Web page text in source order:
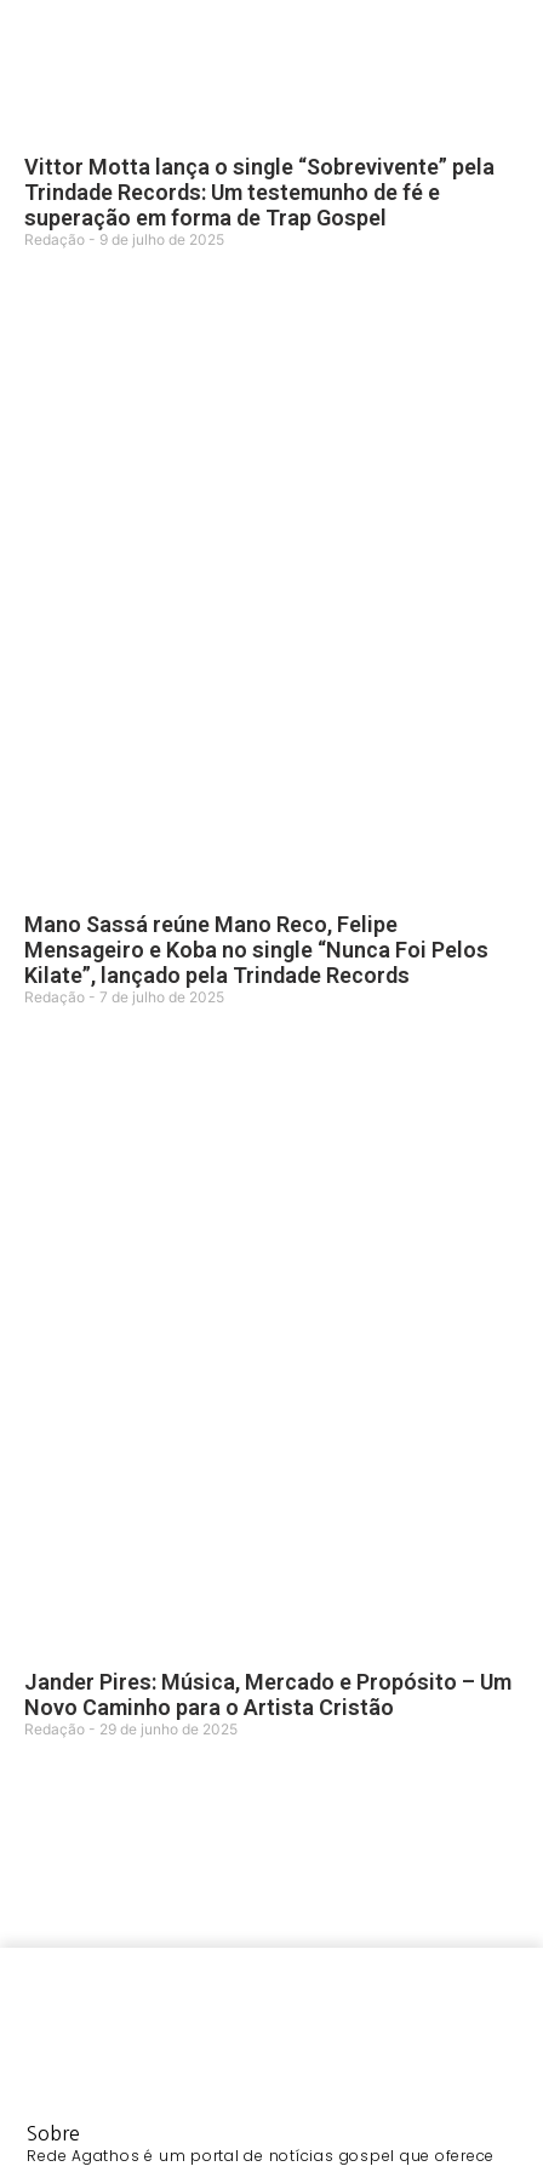
Vittor Motta lança o single “Sobrevivente” pela
Trindade Records: Um testemunho de fé e
superação em forma de Trap Gospel
Redação 9 de julho de 2025
Mano Sassá reúne Mano Reco, Felipe
Mensageiro e Koba no single “Nunca Foi Pelos
Kilate”, lançado pela Trindade Records
Redação 7 de julho de 2025
Jander Pires: Música, Mercado e Propósito – Um
Novo Caminho para o Artista Cristão
Redação 29 de junho de 2025
Sobre
Rede Agathos é um portal de notícias gospel que oferece